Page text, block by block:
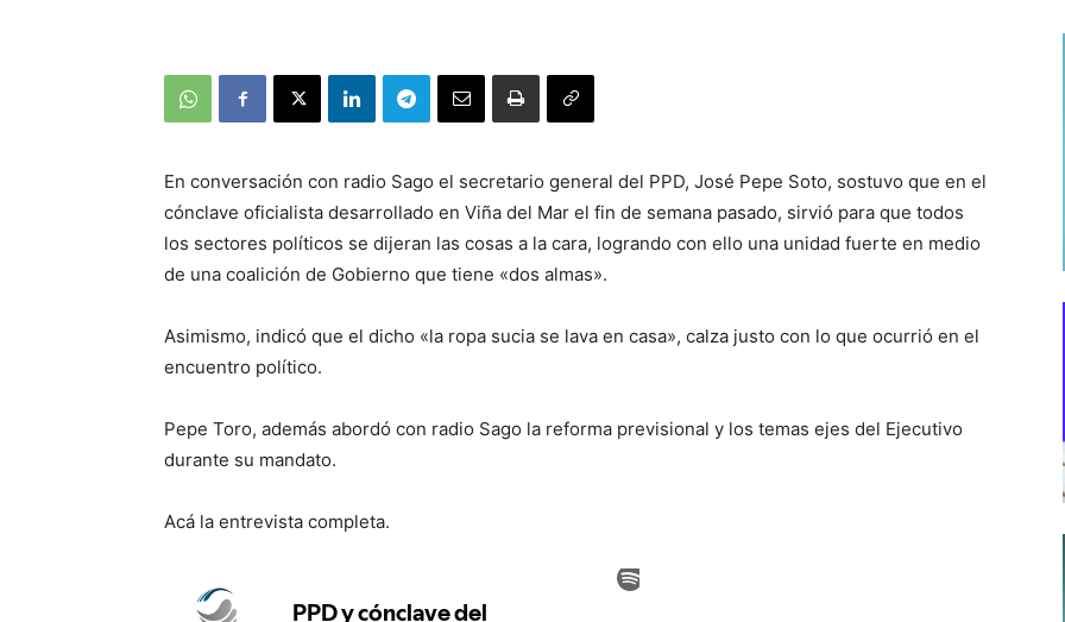
En conversación con radio Sago el secretario general del PPD, José Pepe Soto, sostuvo que en el
cónclave oficialista desarrollado en Viña del Mar el fin de semana pasado, sirvió para que todos
los sectores políticos se dijeran las cosas a la cara, logrando con ello una unidad fuerte en medio
de una coalición de Gobierno que tiene «dos almas».
Asimismo, indicó que el dicho «la ropa sucia se lava en casa», calza justo con lo que ocurrió en el
encuentro político.
Pepe Toro, además abordó con radio Sago la reforma previsional y los temas ejes del Ejecutivo
durante su mandato.
Acá la entrevista completa.